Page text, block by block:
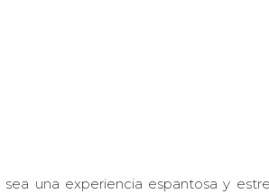
una experiencia espantosa y